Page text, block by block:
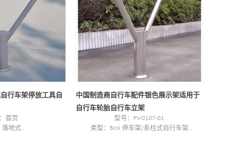
行车架停放工具自
首页
落地式
中国制造商自行车配件银色展示架适用于
自行车轮胎自行车立架
型号：PV-0107-01
类型：Bick 停车架/系柱式自行车架